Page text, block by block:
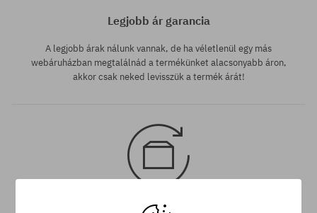
Legjobb ár garancia
A legjobb árak nálunk vannak, de ha véletlenül egy más
webáruházban megtalálnád a termékünket alacsonyabb áron,
akkor csak neked levisszük a termék árát!